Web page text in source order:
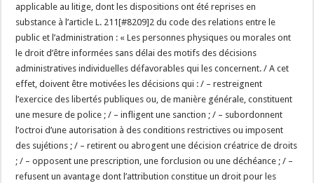
applicable au litige, dont les dispositions ont été reprises en
substance à l’article L. 211[#8209]2 du code des relations entre le
public et l’administration : « Les personnes physiques ou morales ont
le droit d’être informées sans délai des motifs des décisions
administratives individuelles défavorables qui les concernent. / A cet
effet, doivent être motivées les décisions qui : / – restreignent
l’exercice des libertés publiques ou, de manière générale, constituent
une mesure de police ; / – infligent une sanction ; / – subordonnent
l’octroi d’une autorisation à des conditions restrictives ou imposent
des sujétions ; / – retirent ou abrogent une décision créatrice de droits
; / – opposent une prescription, une forclusion ou une déchéance ; / –
refusent un avantage dont l’attribution constitue un droit pour les